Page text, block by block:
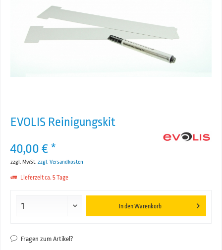
EVOLIS Reinigungskit
40,00 € *
zzgl. MwSt. zzgl. Versandkosten
Lieferzeit ca. 5 Tage
In denWarenkorb
Fragen zum Artikel?